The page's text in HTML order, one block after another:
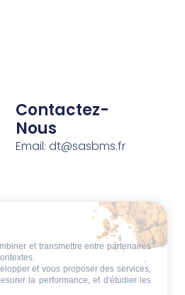
Contactez-
Nous
Email: dt@sasbms.fr
et transmettre entre partenaires
et vous proposer des services,
la performance, et d'étudier les